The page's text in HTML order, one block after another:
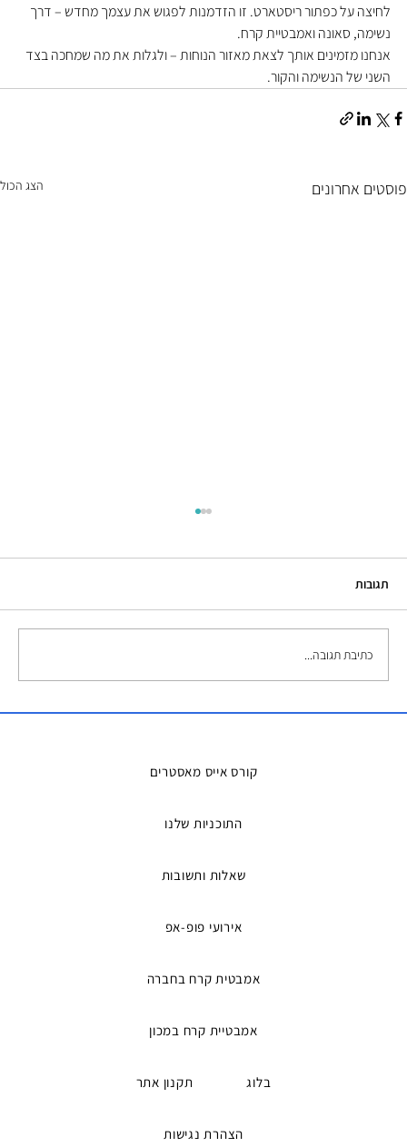
לחיצה על כפתור ריסטארט. זו הזדמנות לפגוש את עצמך מחדש – דרך
נשימה, סאונה ואמבטיית קרח.
אנחנו מזמינים אותך לצאת מאזור הנוחות – ולגלות את מה שמחכה בצד
השני של הנשימה והקור.
פוסטים אחרונים הצג הכול
תגובות
כתיבת תגובה...
קורס אייס מאסטרים
התוכניות שלנו
שאלות ותשובות
אירועי פופ-אפ
אמבטית קרח בחברה
אמבטיית קרח במכון
בלוג תקנון אתר
הצהרת נגישות